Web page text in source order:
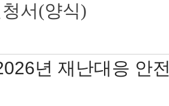
서(양식)
년 재난대응 안